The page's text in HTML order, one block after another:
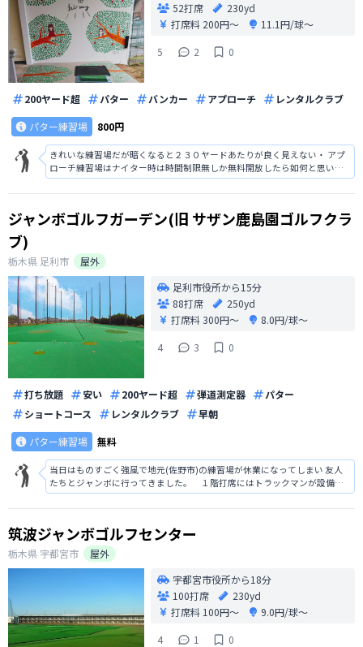
52打席
230yd
打席料 200円〜
11.1円/球〜
5
2 0
200ヤード超 パター バンカー アプローチ
レンタルクラブ
パター練習場
800円
きれいな練習場だが暗くなると２３０ヤードあたりが良く見えない・ アプ
ローチ練習場はナイター時は時間制限無しか無料開放したら如何と思いま
す。
ジャンボゴルフガーデン(旧 サザン鹿島園ゴルフクラ
ブ)
栃木県 足利市
屋外
足利市役所から15分
88打席
250yd
打席料300円〜
8.0円/球〜
4
3 0
打ち放題 安い 200ヤード超 弾道測定器
パター
ショートコース
レンタルクラブ
早朝
パター練習場
無料
当日はものすごく強風で地元(佐野市)の練習場が休業になってしまい 友人
たちとジャンボに行ってきました。 １階打席にはトラックマンが設備さ
れており飛距離を計測しながら友人たちと競い合って単なる練習では味わ
えない面白さでした。
筑波ジャンボゴルフセンター
栃木県 宇都宮市
屋外
宇都宮市役所から18分
100打席
230yd
打席料 100円〜
9.0円/球〜
4
1 0